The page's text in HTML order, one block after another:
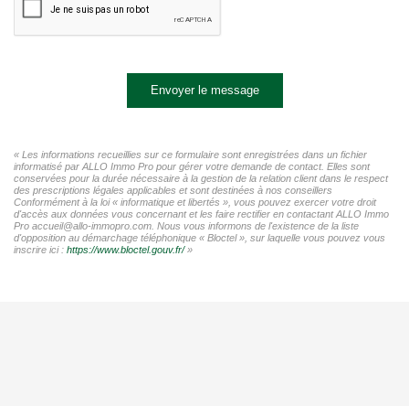
Envoyer le message
« Les informations recueillies sur ce formulaire sont enregistrées dans un fichier
informatisé par ALLO Immo Pro pour gérer votre demande de contact. Elles sont
conservées pour la durée nécessaire à la gestion de la relation client dans le respect
des prescriptions légales applicables et sont destinées à nos conseillers
Conformément à la loi « informatique et libertés », vous pouvez exercer votre droit
d'accès aux données vous concernant et les faire rectifier en contactant ALLO Immo
Pro accueil@allo-immopro.com. Nous vous informons de l'existence de la liste
d'opposition au démarchage téléphonique « Bloctel », sur laquelle vous pouvez vous
inscrire ici : https://www.bloctel.gouv.fr/»